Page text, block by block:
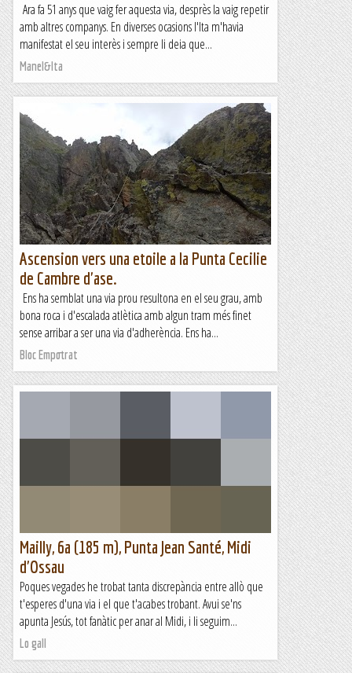
Ara fa 51 anys que vaig fer aquesta via, desprès la vaig repetir
amb altres companys. En diverses ocasions l'Ita m'havia
manifestat el seu interès i sempre li deia que...
Manel&Ita
Ascension vers una etoile a la Punta Cecilie
de Cambre d'ase.
Ens ha semblat una via prou resultona en el seu grau, amb
bona roca i d'escalada atlètica amb algun tram més finet
sense arribar a ser una via d'adherència. Ens ha...
Bloc Empotrat
Mailly, 6a (185 m), Punta Jean Santé, Midi
d'Ossau
Poques vegades he trobat tanta discrepància entre allò que
t'esperes d'una via i el que t'acabes trobant. Avui se'ns
apunta Jesús, tot fanàtic per anar al Midi, i li seguim...
Lo gall